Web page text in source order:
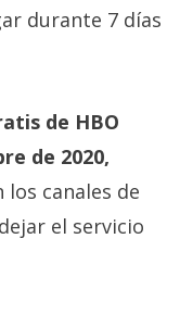
durante 7 días
de HBO
de 2020,
los canales de
el servicio